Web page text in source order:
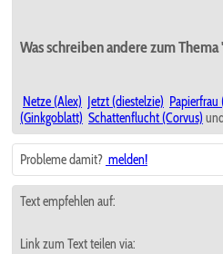
Was schreiben andere zum
Netze (Alex) Jetzt (diestelzie) Papierfrau
(Ginkgoblatt) Schattenflucht (Corvus) und
Probleme damit? melden!
Text empfehlen auf:
Link zum Text teilen via: